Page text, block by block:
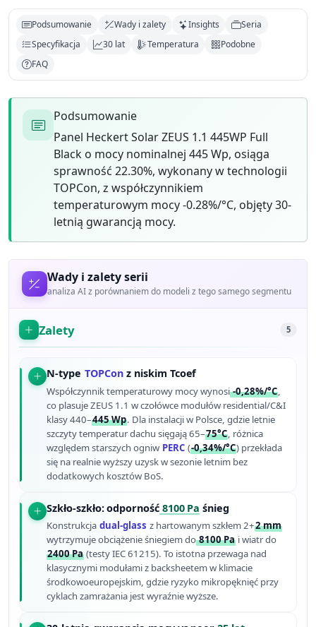
Podsumowanie Wady i zalety Insights
Seria
Specyfikacja
30 lat Temperatura
Podobne
FAQ
Podsumowanie
Panel Heckert Solar ZEUS 1.1 445WP Full
Black o mocy nominalnej 445 Wp, osiąga
sprawność 22.30%, wykonany w technologii
TOPCon, z współczynnikiem
temperaturowym mocy -0.28%/°C, objęty 30-
letnią gwarancją mocy.
Wady i zalety serii
analiza AI z porównaniem do modeli z tego samego segmentu
Zalety 5
N-type TOPCon z niskim Tcoef
Współczynnik temperaturowy mocy wynosi-0,28%/°C,
co plasuje ZEUS 1.1 w czołówce modułów residential/C&I
klasy 440–445 Wp. Dla instalacji w Polsce, gdzie letnie
szczyty temperatur dachu sięgają 65–75°C, różnica
względem starszych ogniw PERC (-0,34%/°C) przekłada
się na realnie wyższy uzysk w sezonie letnim bez
dodatkowych kosztów BoS.
Szkło-szkło: odporność8100 Pa śnieg
Konstrukcja dual-glass z hartowanym szkłem 2+2 mm
wytrzymuje obciążenie śniegiem do8100 Pa i wiatr do
2400 Pa (testy IEC 61215). To istotna przewaga nad
klasycznymi modułami z backsheetem w klimacie
środkowoeuropejskim, gdzie ryzyko mikropęknięć przy
cyklach zamrażania jest wyraźnie wyższe.